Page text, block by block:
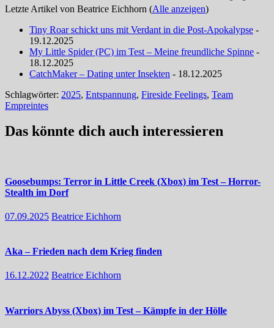
Letzte Artikel von Beatrice Eichhorn (Alle anzeigen)
Tiny Roar schickt uns mit Verdant in die Post-Apokalypse -
19.12.2025
My Little Spider (PC) im Test – Meine freundliche Spinne -
18.12.2025
CatchMaker – Dating unter Insekten - 18.12.2025
Schlagwörter: 2025, Entspannung, Fireside Feelings, Team
Empreintes
Das könnte dich auch interessieren
Goosebumps: Terror in Little Creek (Xbox) im Test – Horror-
Stealth im Dorf
07.09.2025 Beatrice Eichhorn
Aka – Frieden nach dem Krieg finden
16.12.2022 Beatrice Eichhorn
Warriors Abyss (Xbox) im Test – Kämpfe in der Hölle